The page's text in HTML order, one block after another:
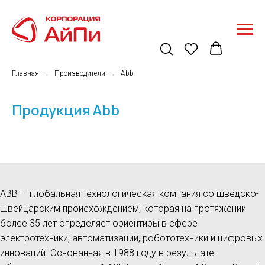
Главная → Производители → Abb
Продукция Abb
ABB — глобальная технологическая компания со шведско-
швейцарским происхождением, которая на протяжении
более 35 лет определяет ориентиры в сфере
электротехники, автоматизации, робототехники и цифровых
инноваций. Основанная в 1988 году в результате